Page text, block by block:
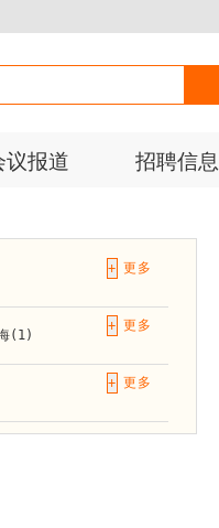
议报道 招聘信息
+
(1)
+
+